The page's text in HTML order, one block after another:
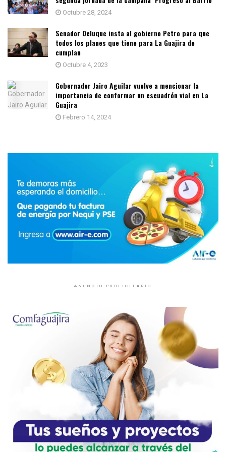
Octubre 28, 2024
Senador Deluque insta al gobierno Petro para que
todos los planes que tiene para La Guajira de
cumplan
Octubre 4, 2023
Gobernador Jairo Aguilar vuelve a mencionar la
importancia de conformar un escuadrón vial en La
Guajira
Febrero 14, 2024
ANUNCIO PUBLICITARIO